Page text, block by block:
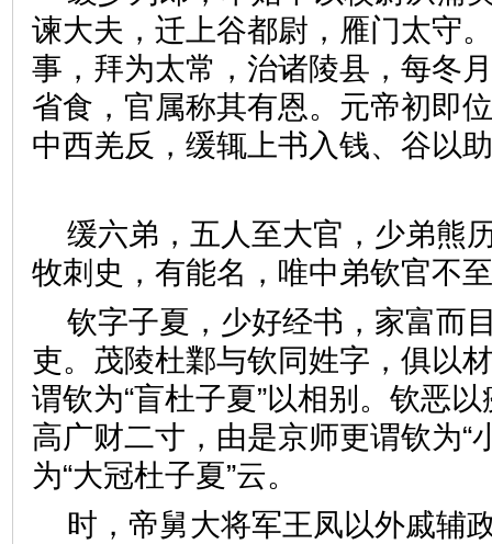
谏大夫，迁上谷都尉，雁门太守
事，拜为太常，治诸陵县，每冬
省食，官属称其有恩。元帝初即
中西羌反，缓辄上书入钱、谷以
缓六弟，五人至大官，少弟熊
牧刺史，有能名，唯中弟钦官
钦字子夏，少好经书，家富而
吏。茂陵杜鄴与钦同姓字，俱以
谓钦为“盲杜子夏”以相别。钦恶
高广财二寸，由是京师更谓钦为“
为“大冠杜子夏”云。
时，帝舅大将军王凤以外戚辅